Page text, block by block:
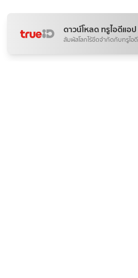
ดาวน์โหลด ทรูไอดีแอป
สัมผัสโลกไร้ขีดจำกัดกับทรูไอดี